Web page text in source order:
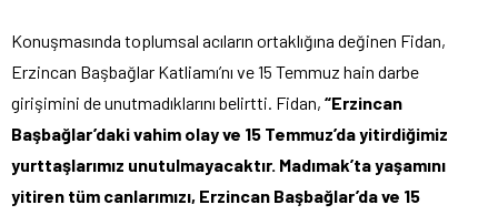
Konuşmasında toplumsal acıların ortaklığına değinen Fidan,
Erzincan Başbağlar Katliamı’nı ve 15 Temmuz hain darbe
girişimini de unutmadıklarını belirtti. Fidan, “Erzincan
Başbağlar’daki vahim olay ve 15 Temmuz’da yitirdiğimiz
yurttaşlarımız unutulmayacaktır. Madımak’ta yaşamını
yitiren tüm canlarımızı, Erzincan Başbağlar’da ve 15